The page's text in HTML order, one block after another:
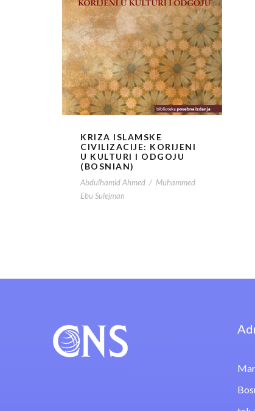
KRIZA ISLAMSKE
CIVILIZACIJE: KORIJENI
U KULTURI I ODGOJU
(BOSNIAN)
Abdulhamid Ahmed / Muhammed
Ebu Sulejman